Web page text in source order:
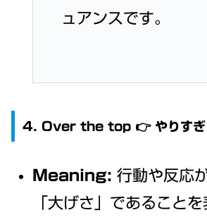
ュアンスです。
4. Over the top 👉 やりすぎ
Meaning: 行動や反応
「大げさ」であること